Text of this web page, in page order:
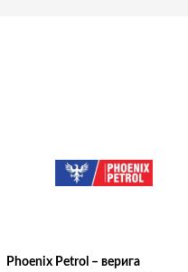
Phoenix Petrol – верига